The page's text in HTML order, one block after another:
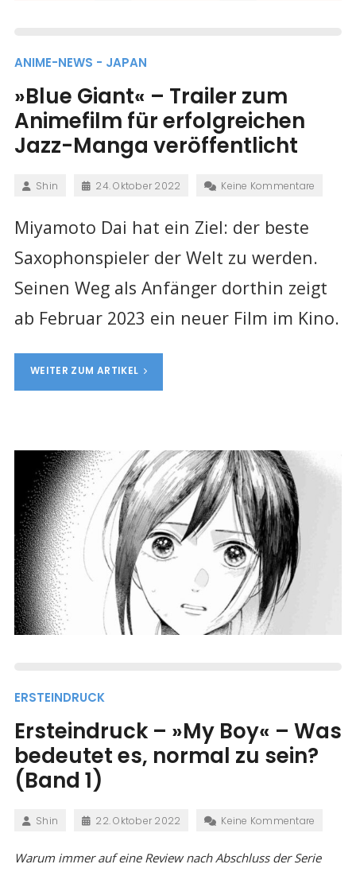
ANIME-NEWS - JAPAN
»Blue Giant« – Trailer zum
Animefilm für erfolgreichen
Jazz-Manga veröffentlicht
Shin 24. Oktober 2022 Keine Kommentare
Miyamoto Dai hat ein Ziel: der beste
Saxophonspieler der Welt zu werden.
Seinen Weg als Anfänger dorthin zeigt
ab Februar 2023 ein neuer Film im Kino.
WEITER ZUM ARTIKEL
ERSTEINDRUCK
Ersteindruck – »My Boy« – Was
bedeutet es, normal zu sein?
(Band 1)
Shin 22. Oktober 2022 Keine Kommentare
Warum immer auf eine Review nach Abschluss der Serie